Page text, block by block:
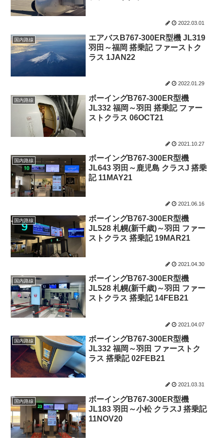
2022.03.01
国内路線
エアバスB767-300ER型機 JL319
羽田～福岡 搭乗記 ファーストク
ラス 1JAN22
2022.01.29
国内路線
ボーイングB767-300ER型機
JL332 福岡～羽田 搭乗記 ファー
ストクラス 06OCT21
2021.10.27
国内路線
ボーイングB767-300ER型機
JL643 羽田～鹿児島 クラスJ 搭乗
記 11MAY21
2021.06.16
国内路線
ボーイングB767-300ER型機
JL528 札幌(新千歳)～羽田 ファー
ストクラス 搭乗記 19MAR21
2021.04.30
国内路線
ボーイングB767-300ER型機
JL528 札幌(新千歳)～羽田 ファー
ストクラス 搭乗記 14FEB21
2021.04.07
国内路線
ボーイングB767-300ER型機
JL332 福岡～羽田 ファーストク
ラス 搭乗記 02FEB21
2021.03.31
国内路線
ボーイングB767-300ER型機
JL183 羽田～小松 クラスJ 搭乗記
11NOV20